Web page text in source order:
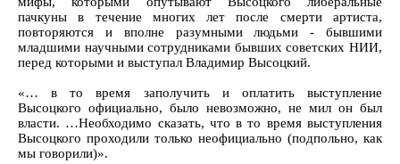
пачкуны в течение многих лет после смерти артиста,
повторяются и вполне разумными людьми - бывшими
младшими научными сотрудниками бывших советских НИИ,
перед которыми и выступал Владимир Высоцкий.
«… в то время заполучить и оплатить выступление
Высоцкого официально, было невозможно, не мил он был
власти. …Необходимо сказать, что в то время выступления
Высоцкого проходили только неофициально (подпольно, как
мы говорили)».